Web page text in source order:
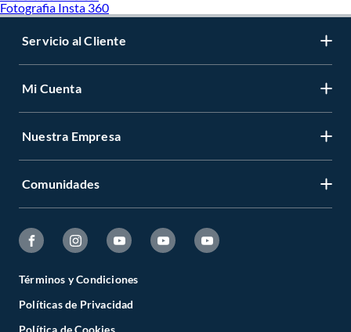
Fotografia Insta 360
Servicio al Cliente
Mi Cuenta
Nuestra Empresa
Comunidades
Términos y Condiciones
Políticas de Privacidad